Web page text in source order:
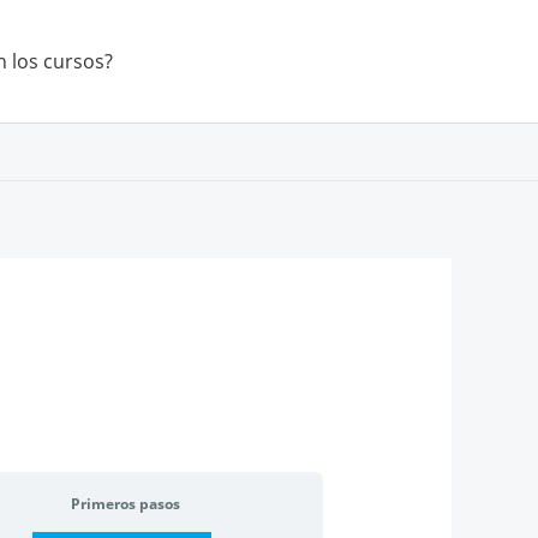
los cursos?
Primeros pasos